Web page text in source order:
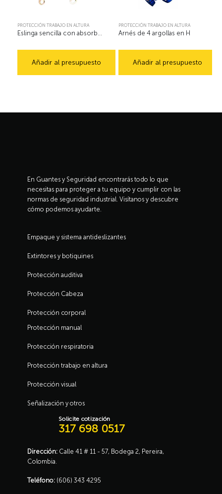
PROTECCIÓN TRABAJO EN ALTURA
Eslinga sencilla con absorbedor regulable ref 167184 1,80M
Añadir al presupuesto
PROTECCIÓN TRABAJO EN ALTURA
Arnés de 4 argollas en H
Añadir al presupuesto
En Guantes y Seguridad encontrarás todo lo que
necesitas para proteger a tu equipo y cumplir con las
normas de seguridad industrial. Visítanos y descubre
cómo podemos ayudarte.
Empaque y sistema antideslizantes
Extintores y botiquines
Protección auditiva
Protección Cabeza
Protección corporal
Protección manual
Protección respiratoria
Protección trabajo en altura
Protección visual
Señalización y otros
Solicite cotización
317 698 0517
Dirección: Calle 41 # 11 - 57, Bodega 2, Pereira,
Colombia.
Teléfono: (606) 343 4295